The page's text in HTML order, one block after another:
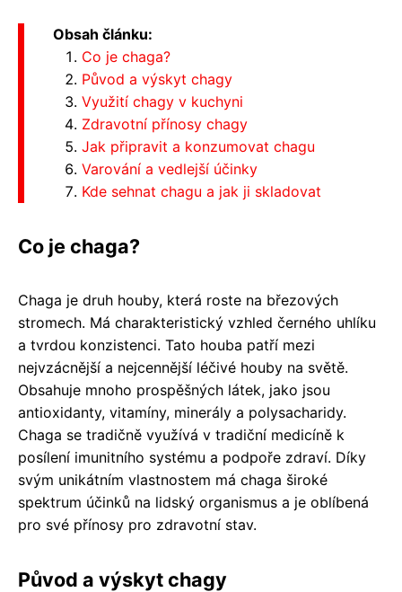
Obsah článku:
Co je chaga?
Původ a výskyt chagy
Využití chagy v kuchyni
Zdravotní přínosy chagy
Jak připravit a konzumovat chagu
Varování a vedlejší účinky
Kde sehnat chagu a jak ji skladovat
Co je chaga?
Chaga je druh houby, která roste na březových
stromech. Má charakteristický vzhled černého uhlíku
a tvrdou konzistenci. Tato houba patří mezi
nejvzácnější a nejcennější léčivé houby na světě.
Obsahuje mnoho prospěšných látek, jako jsou
antioxidanty, vitamíny, minerály a polysacharidy.
Chaga se tradičně využívá v tradiční medicíně k
posílení imunitního systému a podpoře zdraví. Díky
svým unikátním vlastnostem má chaga široké
spektrum účinků na lidský organismus a je oblíbená
pro své přínosy pro zdravotní stav.
Původ a výskyt chagy